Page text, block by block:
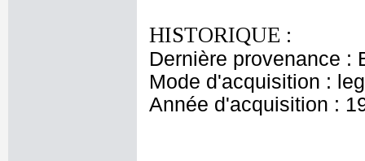
HISTORIQUE :
Dernière provenance :
Mode d'acquisition :
Année d'acquisition :